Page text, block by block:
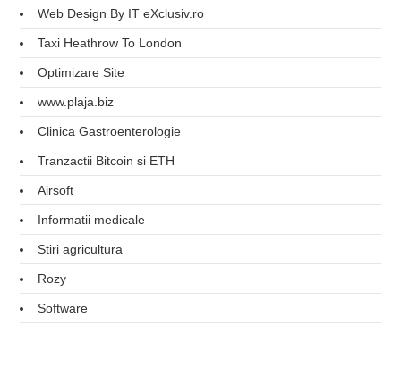
Web Design By IT eXclusiv.ro
Taxi Heathrow To London
Optimizare Site
www.plaja.biz
Clinica Gastroenterologie
Tranzactii Bitcoin si ETH
Airsoft
Informatii medicale
Stiri agricultura
Rozy
Software